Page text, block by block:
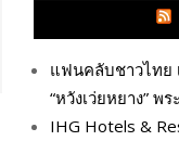
แฟนคลับชาวไทย
“หวังเว่ยหยาง” พ
IHG Hotels &